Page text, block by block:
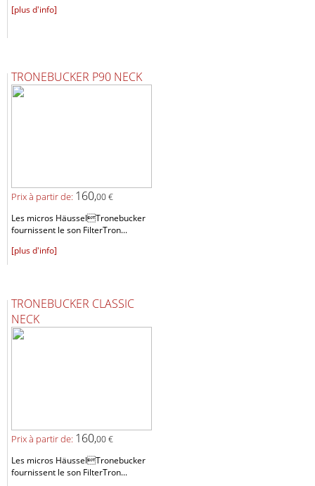
[plus d'info]
TRONEBUCKER P90 NECK
Prix ​​à partir de: 160,00 €
Les micros HäusselTronebucker
fournissent le son FilterTron...
[plus d'info]
TRONEBUCKER CLASSIC
NECK
Prix ​​à partir de: 160,00 €
Les micros HäusselTronebucker
fournissent le son FilterTron...